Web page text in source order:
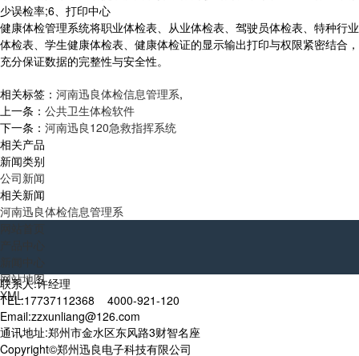
少误检率;6、打印中心
健康体检管理系统将职业体检表、从业体检表、驾驶员体检表、特种行业
体检表、学生健康体检表、健康体检证的显示输出打印与权限紧密结合，
充分保证数据的完整性与安全性。
相关标签： 河南迅良体检信息管理系,
上一条： 公共卫生体检软件
下一条： 河南迅良120急救指挥系统
相关产品
新闻类别
公司新闻
相关新闻
河南迅良体检信息管理系
网站地图
XML
联系人:许经理
TEL:17737112368 4000-921-120
Email:zzxunliang@126.com
通讯地址:郑州市金水区东风路3财智名座
Copyright©郑州迅良电子科技有限公司